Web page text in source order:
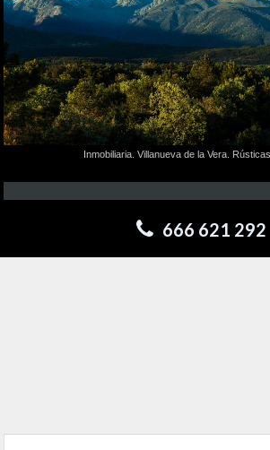
Inmobiliaria. Villanueva de la Vera.
666 621 292